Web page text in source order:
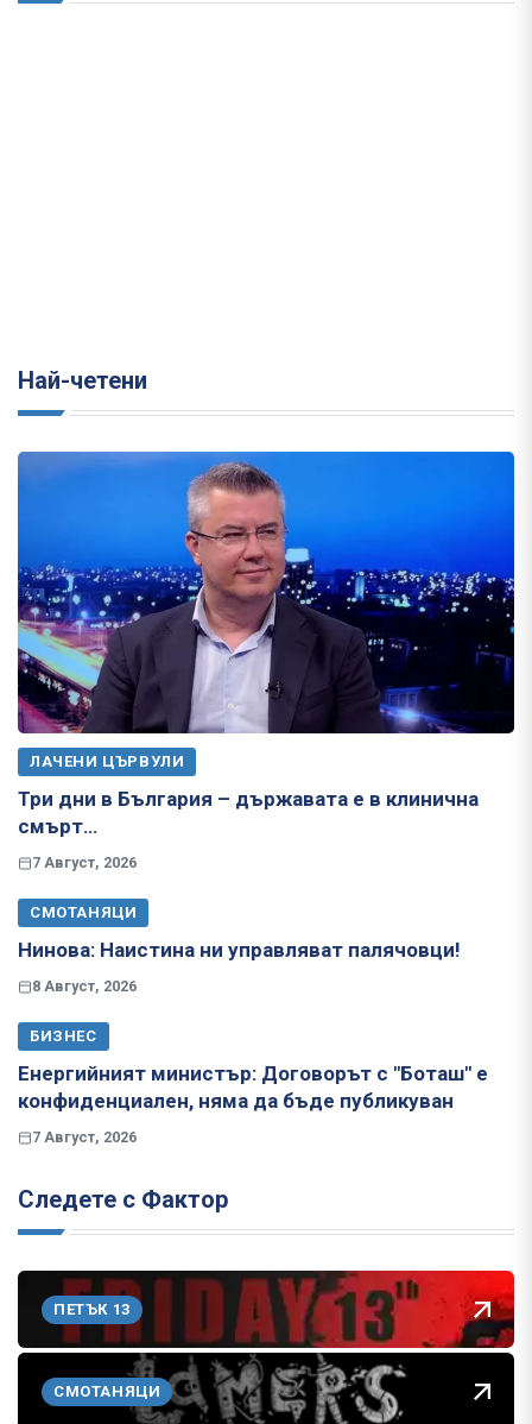
Най-четени
ЛАЧЕНИ ЦЪРВУЛИ
Три дни в България – държавата е в клинична
смърт…
7 Август, 2026
СМОТАНЯЦИ
Нинова: Наистина ни управляват палячовци!
8 Август, 2026
БИЗНЕС
Енергийният министър: Договорът с "Боташ" е
конфиденциален, няма да бъде публикуван
7 Август, 2026
Следете с Фактор
ПЕТЪК 13
СМОТАНЯЦИ